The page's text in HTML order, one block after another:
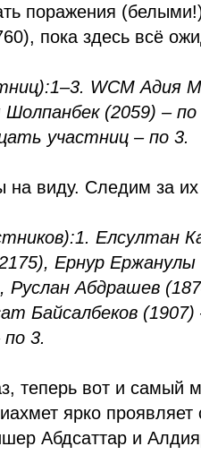
поражения
пока здесь всё
1–3. WCM Адия
(2059) –
участниц – по 3.
на виду. Следим за
1. Елсултан
Ернур Ержанулы
Руслан Абдрашев
Байсалбеков
по 3.
теперь вот и самый
ярко
Абдсаттар и